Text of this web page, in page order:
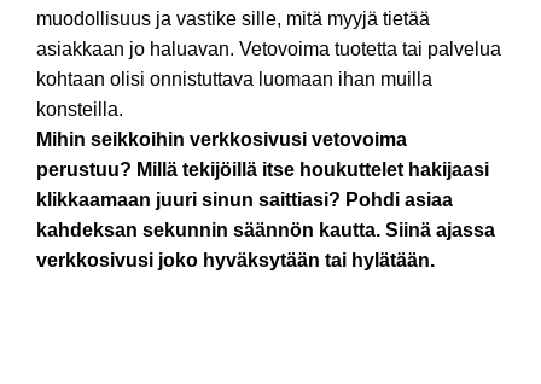
muodollisuus ja vastike sille, mitä myyjä tietää
asiakkaan jo haluavan. Vetovoima tuotetta tai palvelua
kohtaan olisi onnistuttava luomaan ihan muilla
konsteilla.
Mihin seikkoihin verkkosivusi vetovoima
perustuu? Millä tekijöillä itse houkuttelet hakijaasi
klikkaamaan juuri sinun saittiasi? Pohdi asiaa
kahdeksan sekunnin säännön kautta. Siinä ajassa
verkkosivusi joko hyväksytään tai hylätään.